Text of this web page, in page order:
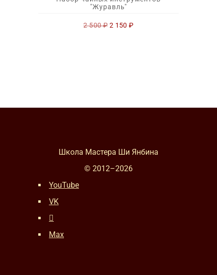
"Журавль"
2 500₽ Первоначальная
2 150₽Текущая
Школа Мастера Ши Янбина
© 2012–2026
YouTube
VK
Max